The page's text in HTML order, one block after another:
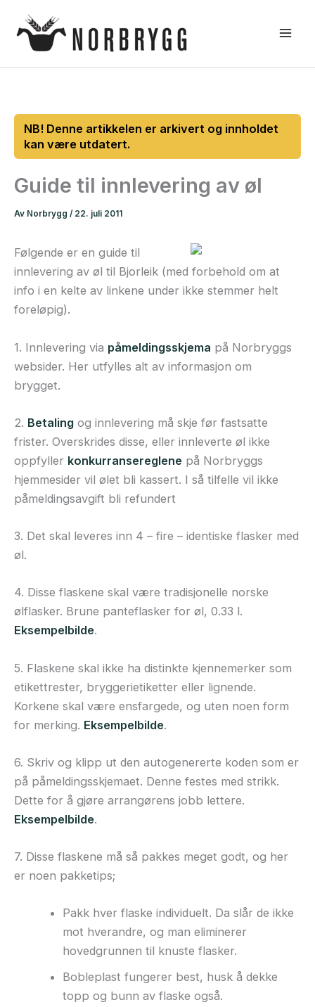
rett
Guide til innlevering av øl
Av Norbrygg / 22. juli 2011
Følgende er en guide til
innlevering av øl til Bjorleik (med forbehold om at
info i en kelte av linkene under ikke stemmer helt
foreløpig).
1. Innlevering via påmeldingsskjema på Norbryggs
websider. Her utfylles alt av informasjon om
brygget.
2. Betaling og innlevering må skje før fastsatte
frister. Overskrides disse, eller innleverte øl ikke
oppfyller konkurransereglene på Norbryggs
hjemmesider vil ølet bli kassert. I så tilfelle vil ikke
påmeldingsavgift bli refundert
3. Det skal leveres inn 4 – fire – identiske flasker med
øl.
4. Disse flaskene skal være tradisjonelle norske
ølflasker. Brune panteflasker for øl, 0.33 l.
Eksempelbilde.
5. Flaskene skal ikke ha distinkte kjennemerker som
etikettrester, bryggerietiketter eller lignende.
Korkene skal være ensfargede, og uten noen form
for merking. Eksempelbilde.
6. Skriv og klipp ut den autogenererte koden som er
på påmeldingsskjemaet. Denne festes med strikk.
Dette for å gjøre arrangørens jobb lettere.
Eksempelbilde.
7. Disse flaskene må så pakkes meget godt, og her
er noen pakketips;
Pakk hver flaske individuelt. Da slår de ikke
mot hverandre, og man eliminerer
hovedgrunnen til knuste flasker.
Bobleplast fungerer best, husk å dekke
topp og bunn av flaske også.